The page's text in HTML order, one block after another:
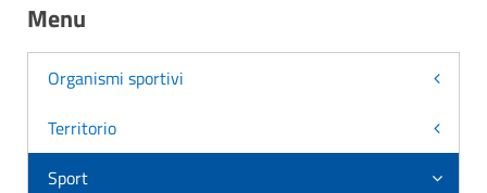
Menu
Organismi sportivi
Territorio
Sport